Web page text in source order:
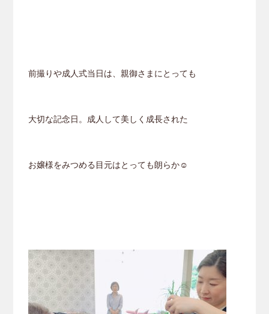
前撮りや成人式当日は、親御さまにとっても
大切な記念日。成人して美しく成長された
お嬢様をみつめる目元はとっても朗らか☺️